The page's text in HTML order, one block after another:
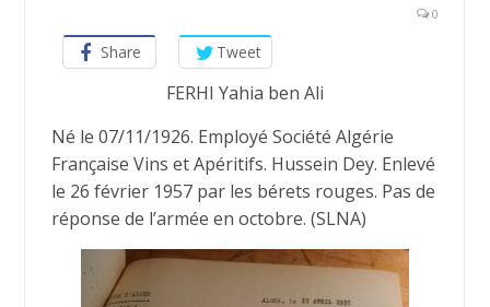
0
Share Tweet
FERHI Yahia ben Ali
Né le 07/11/1926. Employé Société Algérie
Française Vins et Apéritifs. Hussein Dey. Enlevé
le 26 février 1957 par les bérets rouges. Pas de
réponse de l’armée en octobre. (SLNA)